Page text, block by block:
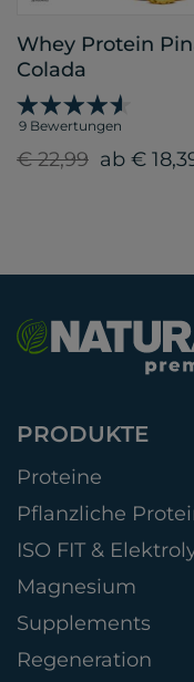
Whey Protein
Colada
9 Bewertungen
€ 22,99 ab €
PRODUKTE
Proteine
Pflanzliche
ISO FIT &
Magnesium
Supplements
Regeneration